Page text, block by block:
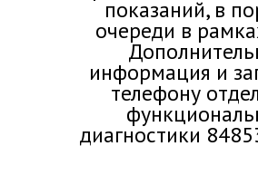
показаний, в
очереди в
информация и
телефону
диагностики